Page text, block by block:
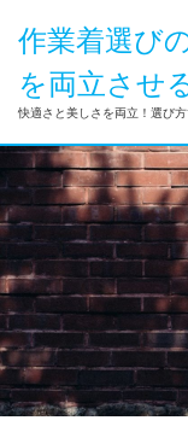
作業着選び
を両立させ
快適さと美しさを両立！選び